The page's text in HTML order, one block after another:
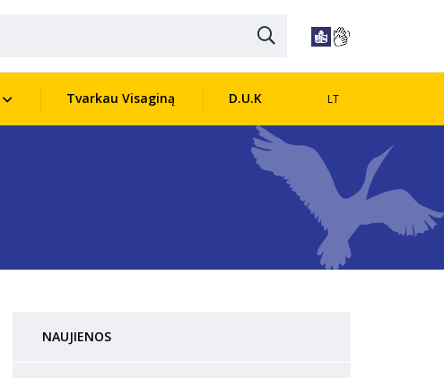
LT
Tvarkau Visaginą D.U.K
NAUJIENOS